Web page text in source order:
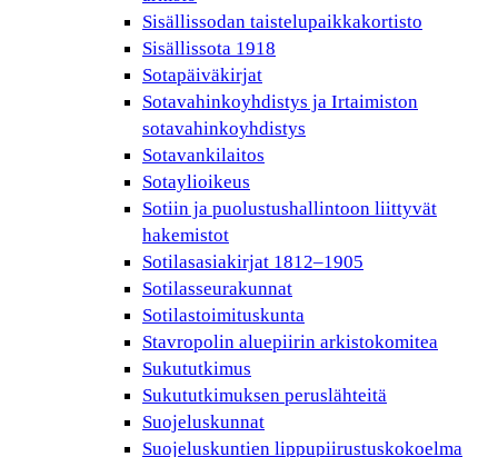
Sisällissodan taistelupaikkakortisto
Sisällissota 1918
Sotapäiväkirjat
Sotavahinkoyhdistys ja Irtaimiston
sotavahinkoyhdistys
Sotavankilaitos
Sotaylioikeus
Sotiin ja puolustushallintoon liittyvät
hakemistot
Sotilasasiakirjat 1812–1905
Sotilasseurakunnat
Sotilastoimituskunta
Stavropolin aluepiirin arkistokomitea
Sukututkimus
Sukututkimuksen peruslähteitä
Suojeluskunnat
Suojeluskuntien lippupiirustuskokoelma